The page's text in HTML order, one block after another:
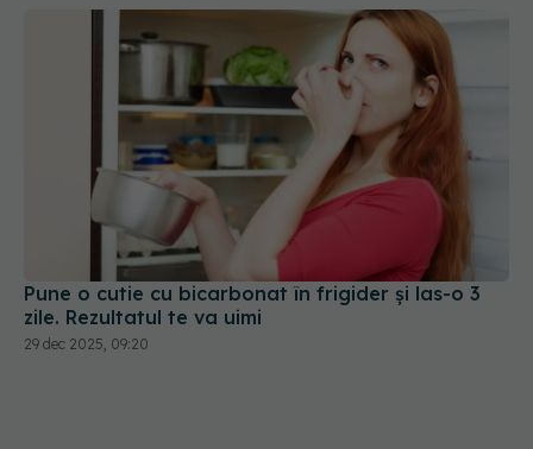
Pune o cutie cu bicarbonat în frigider și las-o 3
zile. Rezultatul te va uimi
29 dec 2025, 09:20